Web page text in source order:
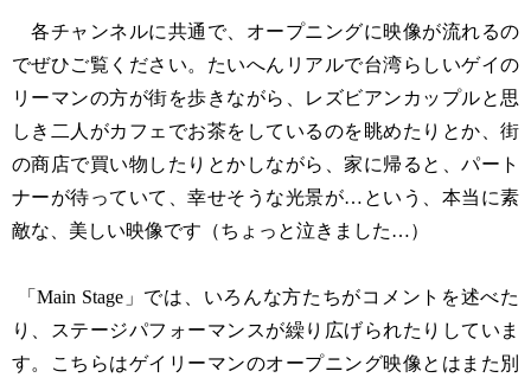
各チャンネルに共通で、オープニングに映像が流れるの
でぜひご覧ください。たいへんリアルで台湾らしいゲイの
リーマンの方が街を歩きながら、レズビアンカップルと思
しき二人がカフェでお茶をしているのを眺めたりとか、街
の商店で買い物したりとかしながら、家に帰ると、パート
ナーが待っていて、幸せそうな光景が…という、本当に素
敵な、美しい映像です（ちょっと泣きました…）
「Main Stage」では、いろんな方たちがコメントを述べた
り、ステージパフォーマンスが繰り広げられたりしていま
す。こちらはゲイリーマンのオープニング映像とはまた別